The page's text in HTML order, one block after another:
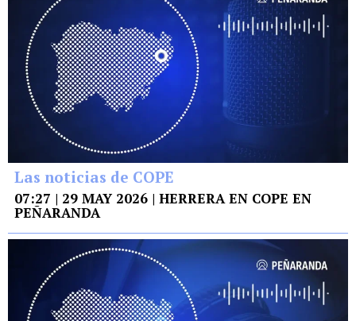
Las noticias de COPE
07:27 | 29 MAY 2026 | HERRERA EN COPE EN
PEÑARANDA